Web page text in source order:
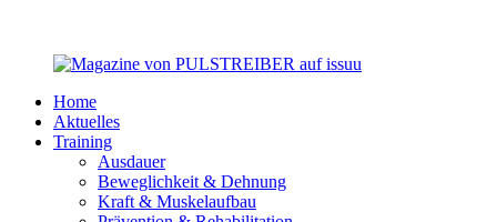
Home
Aktuelles
Training
Ausdauer
Beweglichkeit & Dehnung
Kraft & Muskelaufbau